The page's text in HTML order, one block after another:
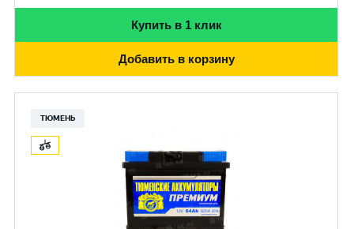
Купить в 1 клик
Добавить в корзину
ТЮМЕНЬ